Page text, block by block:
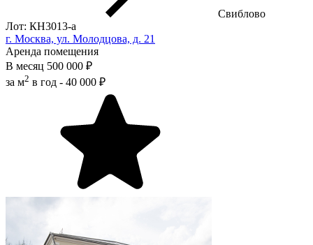
Свиблово
Лот: КН3013-a
г. Москва, ул. Молодцова, д. 21
Аренда помещения
В месяц 500 000 ₽
за м2 в год - 40 000 ₽